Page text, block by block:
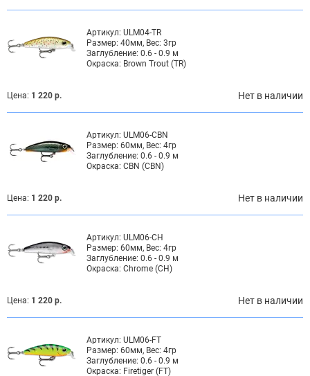
Артикул: ULM04-TR
Размер: 40мм, Вес: 3гр
Заглубление: 0.6 - 0.9 м
Окраска: Brown Trout (TR)
Цена: 1 220 р. Нет в наличии
Артикул: ULM06-CBN
Размер: 60мм, Вес: 4гр
Заглубление: 0.6 - 0.9 м
Окраска: CBN (CBN)
Цена: 1 220 р. Нет в наличии
Артикул: ULM06-CH
Размер: 60мм, Вес: 4гр
Заглубление: 0.6 - 0.9 м
Окраска: Chrome (CH)
Цена: 1 220 р. Нет в наличии
Артикул: ULM06-FT
Размер: 60мм, Вес: 4гр
Заглубление: 0.6 - 0.9 м
Окраска: Firetiger (FT)